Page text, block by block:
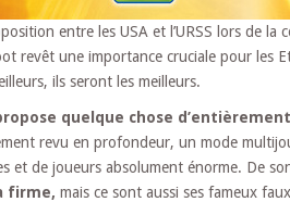
entre les USA et l’URSS lors de la
revêt une importance cruciale pour les
ils seront les meilleurs.
quelque chose
revu en profondeur, un mode
et de joueurs absolument énorme. De
firme, mais ce sont aussi ses fameux